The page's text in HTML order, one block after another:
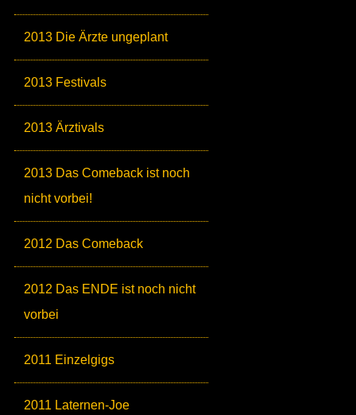
2013 Die Ärzte ungeplant
2013 Festivals
2013 Ärztivals
2013 Das Comeback ist noch
nicht vorbei!
2012 Das Comeback
2012 Das ENDE ist noch nicht
vorbei
2011 Einzelgigs
2011 Laternen-Joe